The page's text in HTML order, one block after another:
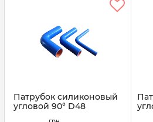
Патрубок силиконовый
угловой 90° D48